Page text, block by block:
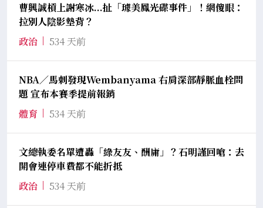
曹興誠槓上謝寒冰...扯「璩美鳳光碟事件」！網傻眼：
拉別人陰影墊背？
政治
534 天前
NBA／馬刺發現Wembanyama 右肩深部靜脈血栓問
題 宣布本賽季提前報銷
體育
534 天前
文總執委名單遭轟「綠友友、酬庸」？石明謹回嗆：去
開會連停車費都不能折抵
政治
534 天前